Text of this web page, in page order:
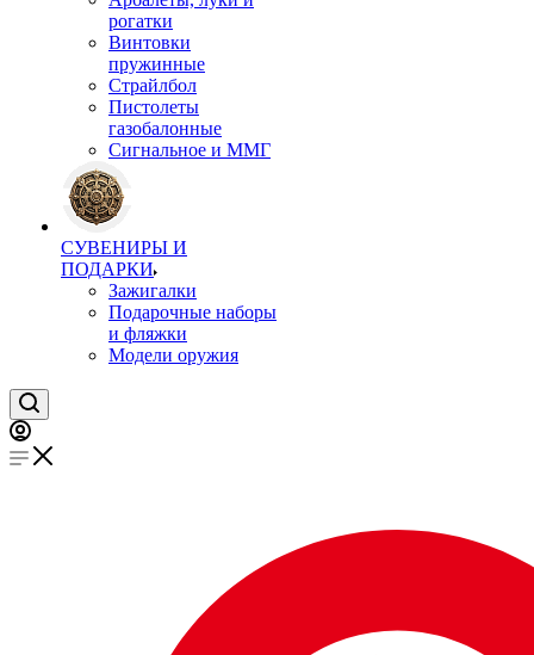
рогатки
Винтовки
пружинные
Страйлбол
Пистолеты
газобалонные
Сигнальное и ММГ
СУВЕНИРЫ И
ПОДАРКИ
Зажигалки
Подарочные наборы
и фляжки
Модели оружия